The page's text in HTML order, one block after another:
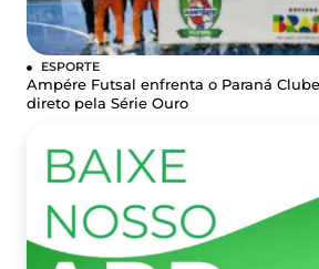
ESPORTE
Ampére Futsal enfrenta o Paraná
direto pela Série Ouro